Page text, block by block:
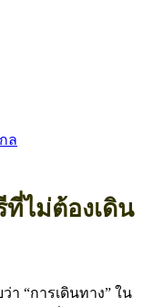
ล
ไม่ต้องเดิน
“การเดินทาง” ใน